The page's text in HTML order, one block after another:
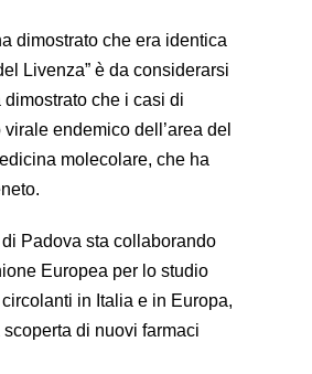
dimostrato che era identica
Livenza” è da considerarsi
che i casi di
endemico dell’area del
molecolare, che ha
Padova sta collaborando
Europea per lo studio
in Italia e in Europa,
di nuovi farmaci